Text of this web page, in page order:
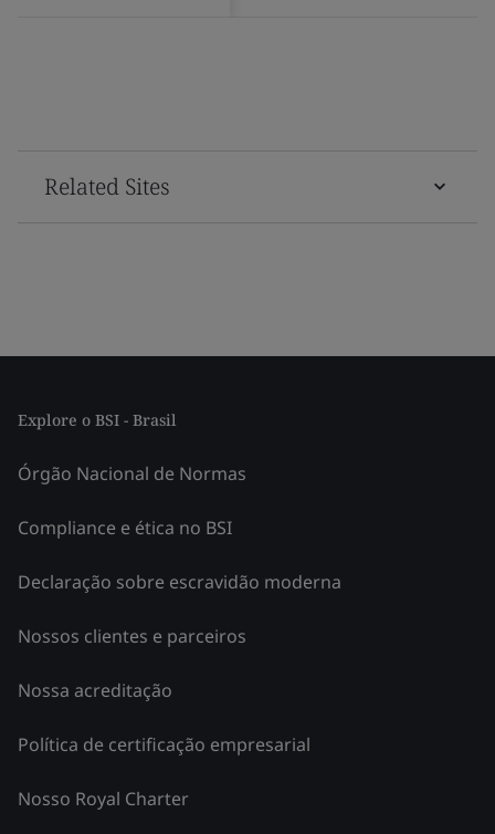
Related Sites
Explore o BSI - Brasil
Órgão Nacional de Normas
Compliance e ética no BSI
Declaração sobre escravidão moderna
Nossos clientes e parceiros
Nossa acreditação
Política de certificação empresarial
Nosso Royal Charter